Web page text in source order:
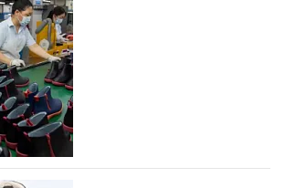
локальных
марок
Lamoda решил обновить
продукции локальных
одежды, обуви и аксессуаров.
маркетинговую…